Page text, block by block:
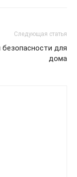
Следующая статья
для
дома